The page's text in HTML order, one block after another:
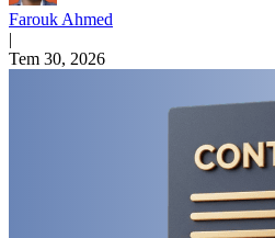
Farouk Ahmed
|
Tem 30, 2026